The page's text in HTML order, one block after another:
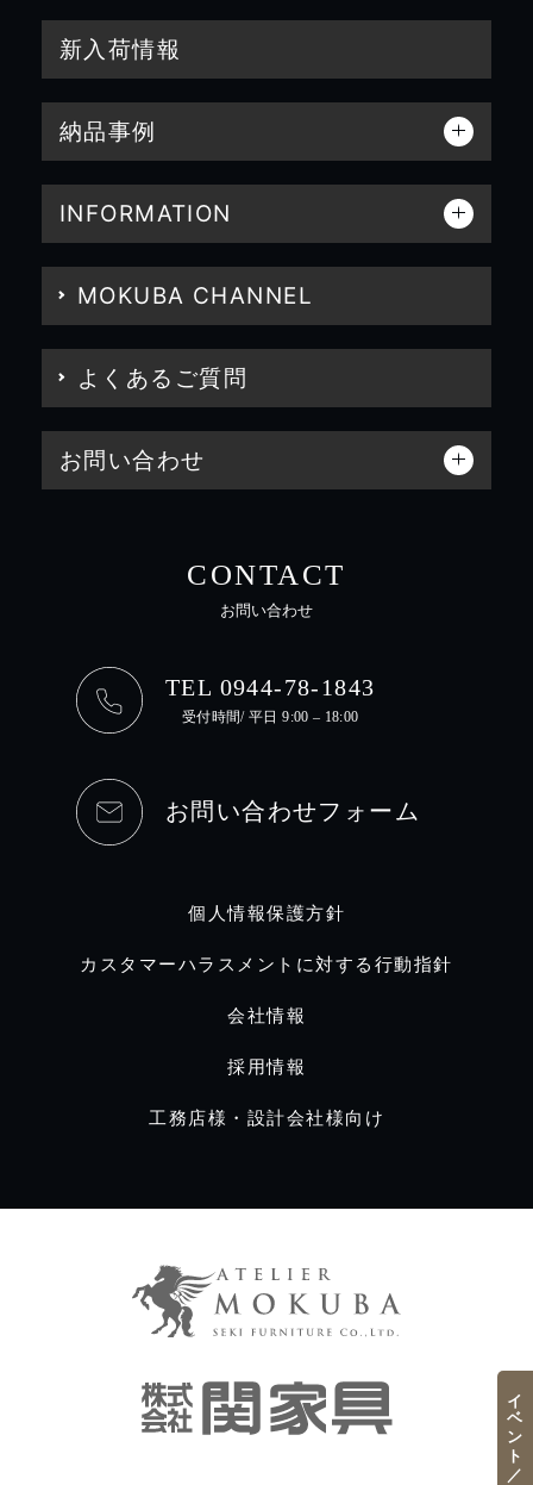
新入荷情報
納品事例
INFORMATION
MOKUBA CHANNEL
よくあるご質問
お問い合わせ
CONTACT
お問い合わせ
TEL 0944-78-1843
受付時間/ 平日 9:00 – 18:00
お問い合わせフォーム
個人情報保護方針
カスタマーハラスメントに対する行動指針
会社情報
採用情報
工務店様・設計会社様向け